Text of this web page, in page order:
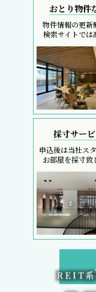
おとり物件
物件情報の更新
検索サイトでは
採寸サー
申込後は当社ス
お部屋を採寸致